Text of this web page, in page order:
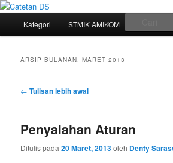
Catetan DS
Mari bermimpi dan ciptakan kehendak
Langsung
Langsung
Kategori STMIK AMIKOM
ARSIP BULANAN:MARET 2013
Navigasi
← Tulisan lebih awal
Penyalahan Aturan
Ditulis pada20 Maret, 2013oleh Denty